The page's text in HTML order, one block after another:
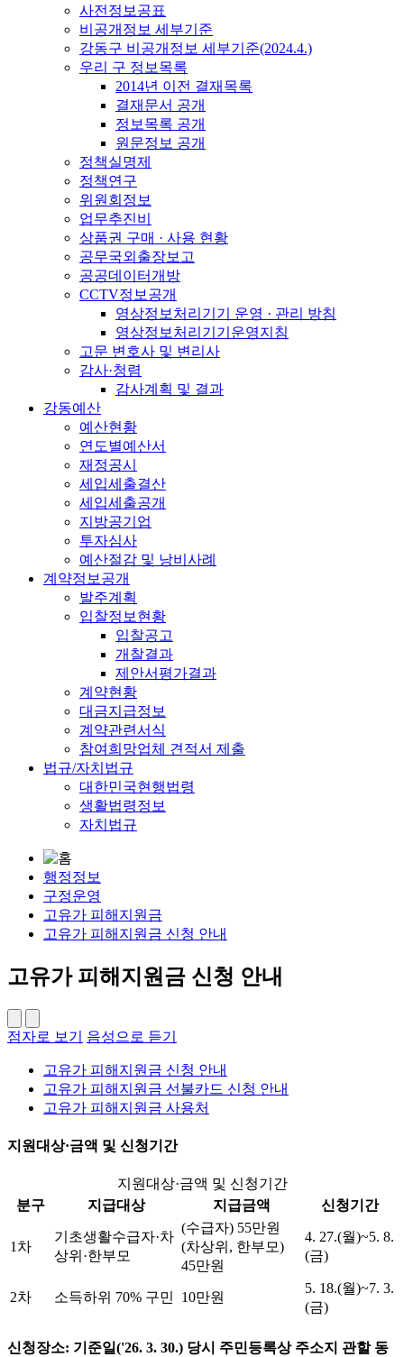
사전정보공표
비공개정보 세부기준
강동구 비공개정보 세부기준(2024.4.)
우리 구 정보목록
2014년 이전 결재목록
결재문서 공개
정보목록 공개
원문정보 공개
정책실명제
정책연구
위원회정보
업무추진비
상품권 구매 · 사용 현황
공무국외출장보고
공공데이터개방
CCTV정보공개
영상정보처리기기 운영 · 관리 방침
영상정보처리기기운영지침
고문 변호사 및 변리사
감사·청렴
감사계획 및 결과
강동예산
예산현황
연도별예산서
재정공시
세입세출결산
세입세출공개
지방공기업
투자심사
예산절감 및 낭비사례
계약정보공개
발주계획
입찰정보현황
입찰공고
개찰결과
제안서평가결과
계약현황
대금지급정보
계약관련서식
참여희망업체 견적서 제출
법규/자치법규
대한민국현행법령
생활법령정보
자치법규
행정정보
구정운영
고유가 피해지원금
고유가 피해지원금 신청 안내
고유가 피해지원금 신청 안내
점자로 보기 음성으로 듣기
고유가 피해지원금 신청 안내
고유가 피해지원금 선불카드 신청 안내
고유가 피해지원금 사용처
지원대상·금액 및 신청기간
지원대상·금액 및 신청기간
분구
지급대상 지급금액 신청기간
1차
기초생활수급자·차
상위·한부모
(수급자) 55만원
(차상위, 한부모)
45만원
4. 27.(월)~5. 8.
(금)
2차 소득하위 70% 구민 10만원
5. 18.(월)~7. 3.
(금)
신청장소: 기준일('26. 3. 30.) 당시 주민등록상 주소지 관할 동